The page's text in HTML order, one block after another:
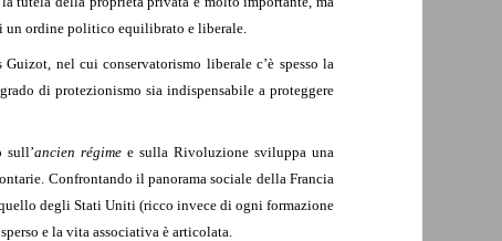
un ordine politico equilibrato e liberale.
nel cui conservatorismo liberale c’è spesso la
di protezionismo sia indispensabile a proteggere
sull’ancien régimee sulla Rivoluzione sviluppa una
Confrontando il panorama sociale della Francia
degli Stati Uniti (ricco invece di ogni formazione
e la vita associativa è articolata.